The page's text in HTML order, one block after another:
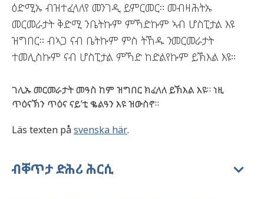
ዕድሚኡ ብዝተፈላለየ መንገዲ ይምርመር። መብዛሕትኡ
መርመራታት ቅድሚ ንቤትኩም ምኻድኩም ኣብ ሆስፒታል እዩ
ዝግበር። ብኣጋ ናብ ቤትኩም ምስ ትኸዱ ንመርመራታት
ተመሊስኩም ናብ ሆስፒታል ምኻድ ከድልየኩም ይኽእል እዩ።
ገሊኡ መርመራታት መዓስ ከም ዝግበር ክፈላለ ይኽእል እዩ። ነዚ
ጥዕናኽን ጥዕና ናይ’ቲ ቈልዓን እዩ ዝውስኖ።
Läs texten påsvenska här.
ብቐጥታ ድሕሪ ሕርሲ